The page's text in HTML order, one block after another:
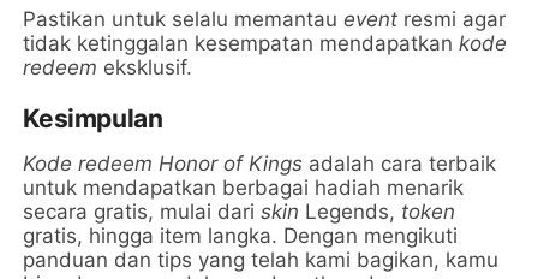
Pastikan untuk selalu memantauevent resmi agar
tidak ketinggalan kesempatan mendapatkankode
redeem eksklusif.
Kesimpulan
Kode redeem Honor of Kings adalah cara terbaik
untuk mendapatkan berbagai hadiah menarik
secara gratis, mulai dariskin Legends, token
gratis, hingga item langka. Dengan mengikuti
panduan dan tips yang telah kami bagikan, kamu